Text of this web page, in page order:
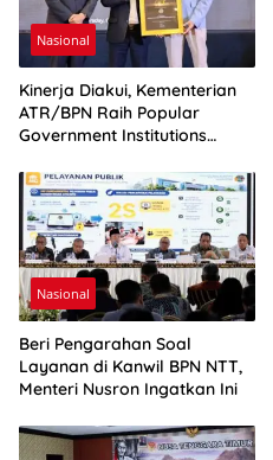
Nasional
Kinerja Diakui, Kementerian
ATR/BPN Raih Popular
Government Institutions
Nasional
Beri Pengarahan Soal
Layanan di Kanwil BPN NTT,
Menteri Nusron Ingatkan Ini